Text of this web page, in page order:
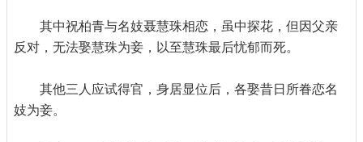
其中祝柏青与名妓聂慧珠相恋，虽中探花，但因父亲
反对，无法娶慧珠为妾，以至慧珠最后忧郁而死。
其他三人应试得官，身居显位后，各娶昔日所眷恋名
妓为妾。